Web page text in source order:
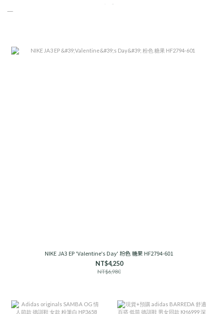
NIKE JA3 EP 'Valentine's Day' 粉色 糖果 HF2794-601
NT$4,250
NT$6,980